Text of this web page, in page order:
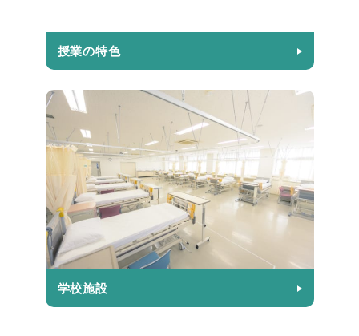
授業の特色
学校施設